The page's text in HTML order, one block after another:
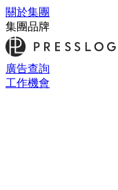
關於集團
集團品牌
廣告查詢
工作機會